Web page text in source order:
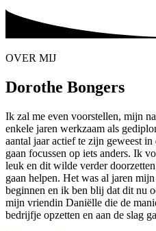
OVER MIJ
Dorothe Bongers
Ik zal me even voorstellen, mijn
enkele jaren werkzaam als
aantal jaar actief te zijn geweest
gaan focussen op iets anders. Ik
leuk en dit wilde verder
gaan helpen. Het was al jaren
beginnen en ik ben blij dat dit nu
mijn vriendin Daniëlle die de
bedrijfje opzetten en aan de slag